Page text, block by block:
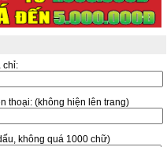
chỉ:
thoại: (không hiện lên trang)
không quá 1000 chữ)